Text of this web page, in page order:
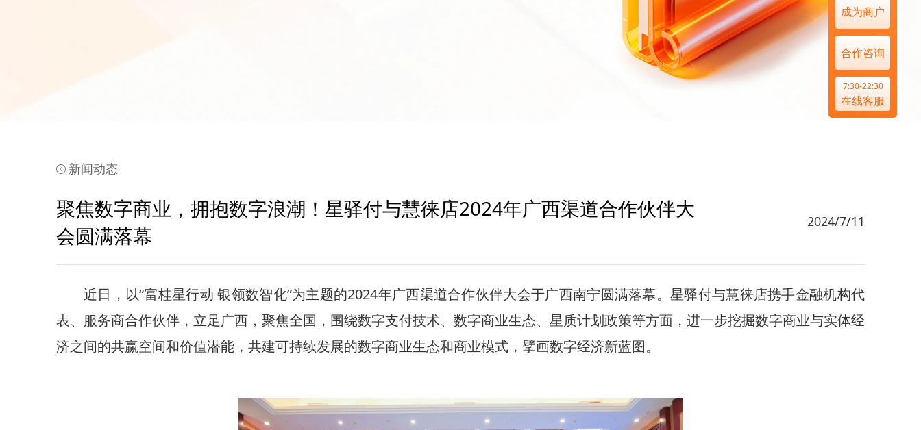
新闻动态
聚焦数字商业，拥抱数字浪潮！星驿付与慧徕店2024年广西渠道合作伙伴大
会圆满落幕
2024/7/11
近日，以“富桂星行动 银领数智化”为主题的2024年广西渠道合作伙伴大会于广西南宁圆满落幕。星驿付与慧徕店携手金融机构代
表、服务商合作伙伴，立足广西，聚焦全国，围绕数字支付技术、数字商业生态、星质计划政策等方面，进一步挖掘数字商业与实体经
济之间的共赢空间和价值潜能，共建可持续发展的数字商业生态和商业模式，擘画数字经济新蓝图。
成为商户
合作咨询
7:30-22:30
在线客服